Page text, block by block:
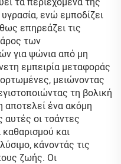
ενώ εμποδίζει
επηρεάζει τις
των
για ψώνια από μη
εμπειρία μεταφοράς
μειώνοντας
τη βολική
ένα ακόμη
οι τσάντες
και
κάνοντάς τις
ζωής. Οι